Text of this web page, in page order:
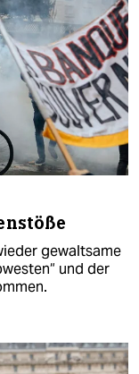
gewaltsame
und der